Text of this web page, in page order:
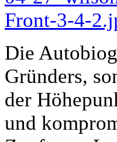
Die
Gründers,
der
und